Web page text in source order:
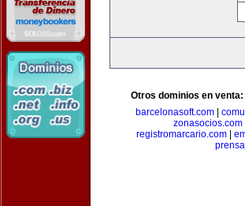
Otros dominios en venta:
barcelonasoft.com
zonasocios.com
registromarcario.com|